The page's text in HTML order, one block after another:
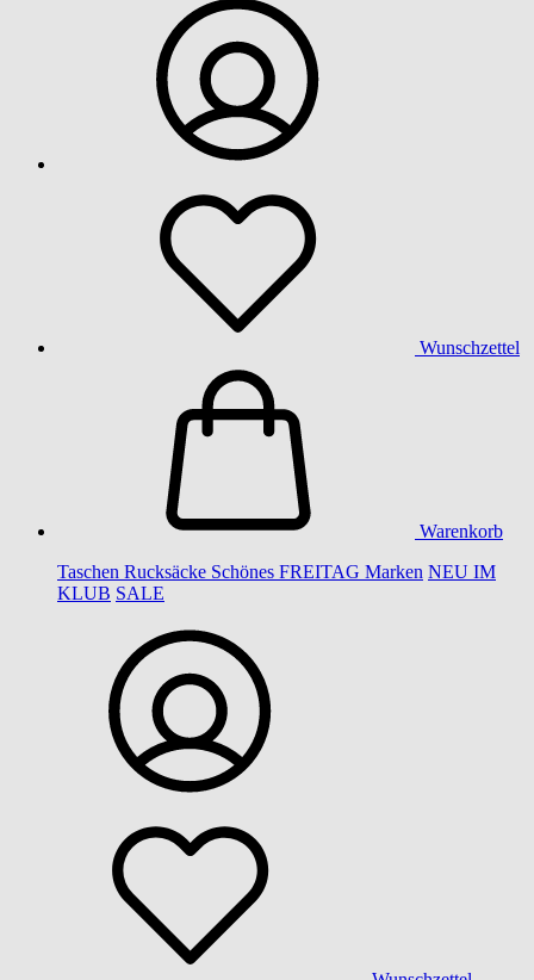
Wunschzettel
Warenkorb
Taschen Rucksäcke Schönes FREITAG Marken NEU IM
KLUB SALE